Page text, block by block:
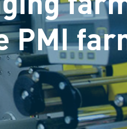
PMI